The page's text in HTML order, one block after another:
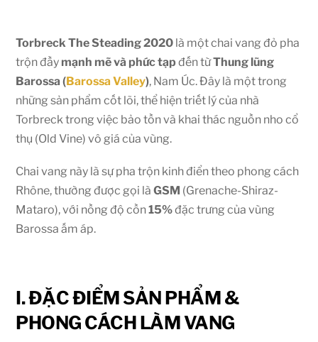
Torbreck The Steading 2020 là một chai vang đỏ pha
trộn đầy mạnh mẽ và phức tạpđến từThung lũng
Barossa (Barossa Valley), Nam Úc. Đây là một trong
những sản phẩm cốt lõi, thể hiện triết lý của nhà
Torbreck trong việc bảo tồn và khai thác nguồn nho cổ
thụ (Old Vine) vô giá của vùng.
Chai vang này là sự pha trộn kinh điển theo phong cách
Rhône, thường được gọi làGSM (Grenache-Shiraz-
Mataro), với nồng độ cồn15%đặc trưng của vùng
Barossa ấm áp.
I. ĐẶC ĐIỂM SẢN PHẨM &
PHONG CÁCH LÀM VANG